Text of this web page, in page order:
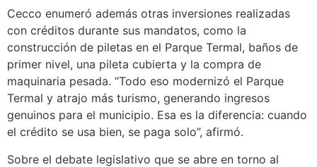
Cecco enumeró además otras inversiones realizadas
con créditos durante sus mandatos, como la
construcción de piletas en el Parque Termal, baños de
primer nivel, una pileta cubierta y la compra de
maquinaria pesada. “Todo eso modernizó el Parque
Termal y atrajo más turismo, generando ingresos
genuinos para el municipio. Esa es la diferencia: cuando
el crédito se usa bien, se paga solo”, afirmó.
Sobre el debate legislativo que se abre en torno al